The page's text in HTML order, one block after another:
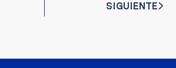
SIGUIENTE